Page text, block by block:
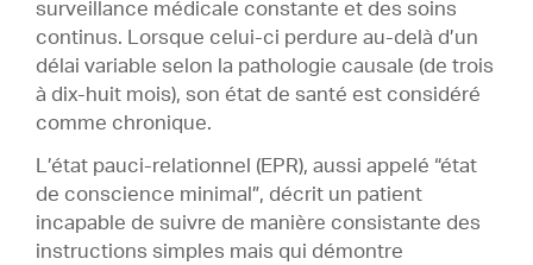
surveillance médicale constante et des soins
continus. Lorsque celui-ci perdure au-delà d’un
délai variable selon la pathologie causale (de trois
à dix-huit mois), son état de santé est considéré
comme chronique.
L’état pauci-relationnel (EPR), aussi appelé “état
de conscience minimal”, décrit un patient
incapable de suivre de manière consistante des
instructions simples mais qui démontre